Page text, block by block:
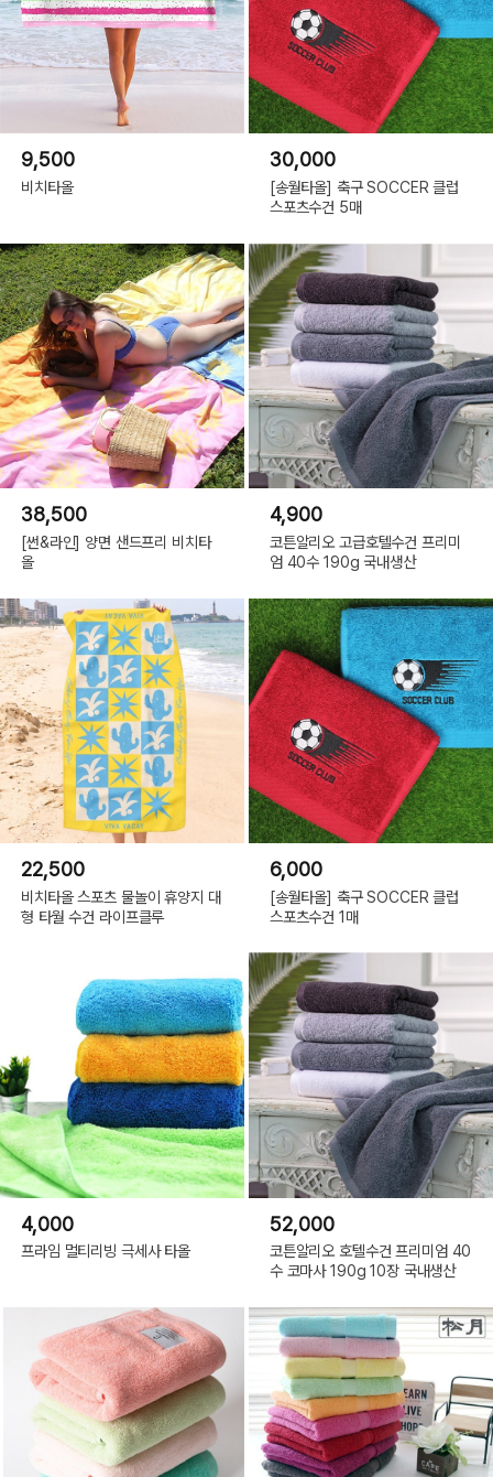
9,500
비치타올
30,000
[송월타올] 축구 SOCCER 클럽
스포츠수건 5매
38,500
[썬&라인] 양면 샌드프리 비치타
올
4,900
코튼알리오 고급호텔수건 프리미
엄 40수 190g 국내생산
22,500
비치타올 스포츠 물놀이 휴양지 대
형 타월 수건 라이프클루
6,000
[송월타올] 축구 SOCCER 클럽
스포츠수건 1매
4,000
프라임 멀티리빙 극세사 타올
52,000
코튼알리오 호텔수건 프리미엄 40
수 코마사 190g 10장 국내생산